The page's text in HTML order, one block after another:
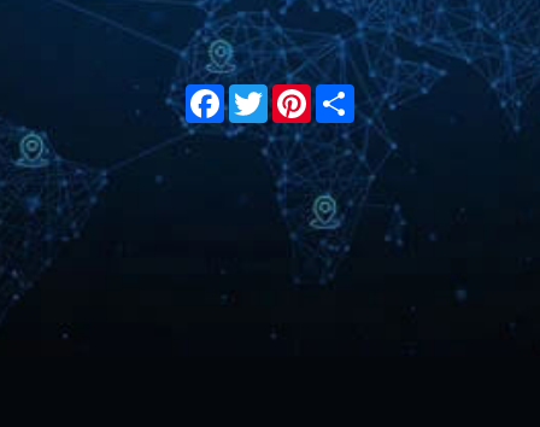
Facebook
TwitterPinterest
Share